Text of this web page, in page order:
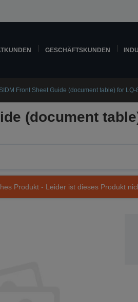
GESCHÄFTSKUNDEN
SIDM Front Sheet Guide (document table) for
(document
Produkt - Leider ist dieses Produkt